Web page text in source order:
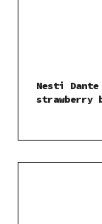
Nesti
strawberry